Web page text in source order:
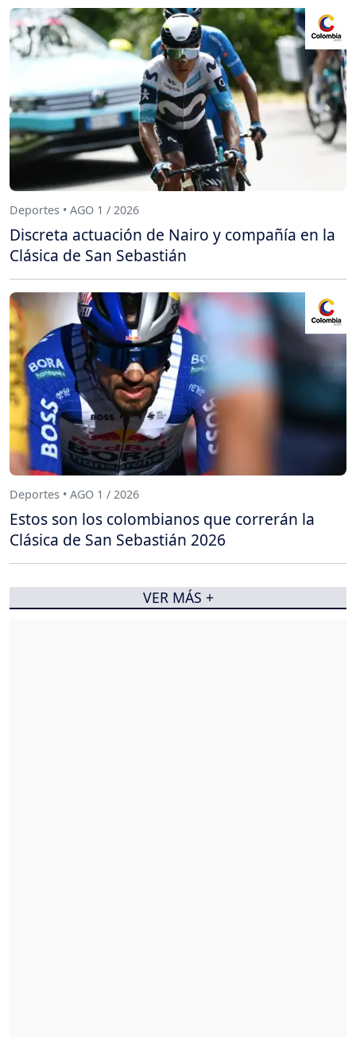
Deportes • AGO 1 / 2026
Discreta actuación de Nairo y compañía en la
Clásica de San Sebastián
Deportes • AGO 1 / 2026
Estos son los colombianos que correrán la
Clásica de San Sebastián 2026
VER MÁS +